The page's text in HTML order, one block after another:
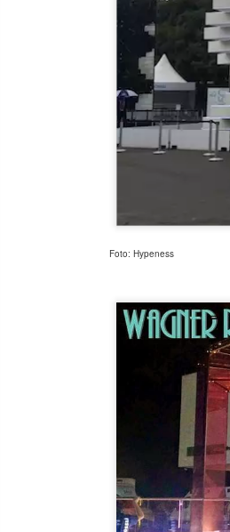
Foto: Hypeness
Se quiser
consiga